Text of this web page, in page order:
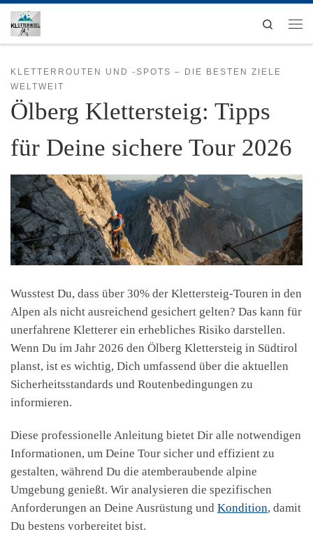
Zum Inhalt springen
Search
KLETTERROUTEN UND -SPOTS – DIE BESTEN ZIELE
WELTWEIT
Ölberg Klettersteig: Tipps
für Deine sichere Tour 2026
Wusstest Du, dass über 30% der Klettersteig-Touren in den
Alpen als nicht ausreichend gesichert gelten? Das kann für
unerfahrene Kletterer ein erhebliches Risiko darstellen.
Wenn Du im Jahr 2026 den Ölberg Klettersteig in Südtirol
planst, ist es wichtig, Dich umfassend über die aktuellen
Sicherheitsstandards und Routenbedingungen zu
informieren.
Diese professionelle Anleitung bietet Dir alle notwendigen
Informationen, um Deine Tour sicher und effizient zu
gestalten, während Du die atemberaubende alpine
Umgebung genießt. Wir analysieren die spezifischen
Anforderungen an Deine Ausrüstung und Kondition, damit
Du bestens vorbereitet bist.